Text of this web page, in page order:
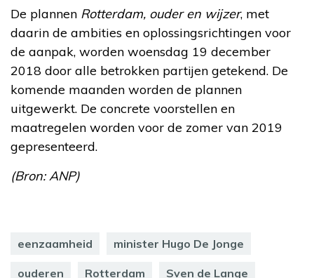
De plannen Rotterdam, ouder en wijzer, met
daarin de ambities en oplossingsrichtingen voor
de aanpak, worden woensdag 19 december
2018 door alle betrokken partijen getekend. De
komende maanden worden de plannen
uitgewerkt. De concrete voorstellen en
maatregelen worden voor de zomer van 2019
gepresenteerd.
(Bron: ANP)
eenzaamheid minister Hugo De Jonge
ouderen Rotterdam Sven de Lange